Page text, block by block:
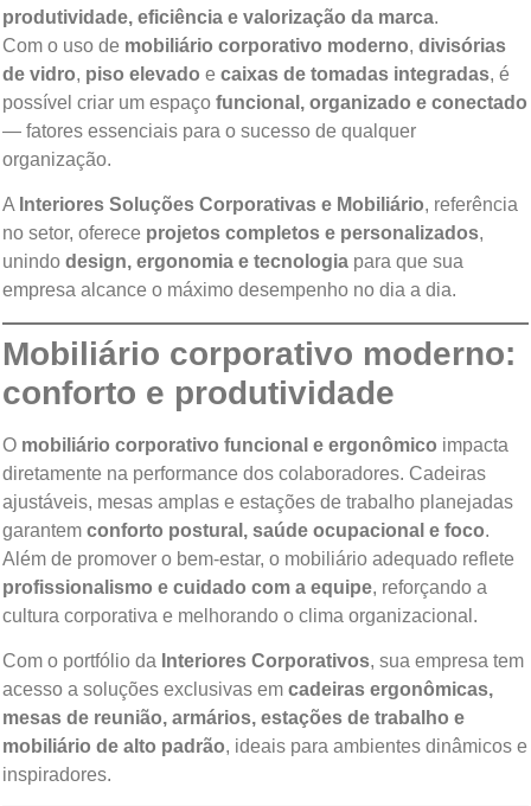
produtividade, eficiência e valorização da marca.
Com o uso de mobiliário corporativo moderno, divisórias
de vidro, piso elevado e caixas de tomadas integradas, é
possível criar um espaço funcional, organizado e conectado
— fatores essenciais para o sucesso de qualquer
organização.
A Interiores Soluções Corporativas e Mobiliário, referência
no setor, oferece projetos completos e personalizados,
unindo design, ergonomia e tecnologia para que sua
empresa alcance o máximo desempenho no dia a dia.
Mobiliário corporativo moderno:
conforto e produtividade
O mobiliário corporativo funcional e ergonômico impacta
diretamente na performance dos colaboradores. Cadeiras
ajustáveis, mesas amplas e estações de trabalho planejadas
garantem conforto postural, saúde ocupacional e foco.
Além de promover o bem-estar, o mobiliário adequado reflete
profissionalismo e cuidado com a equipe, reforçando a
cultura corporativa e melhorando o clima organizacional.
Com o portfólio da Interiores Corporativos, sua empresa tem
acesso a soluções exclusivas em cadeiras ergonômicas,
mesas de reunião, armários, estações de trabalho e
mobiliário de alto padrão, ideais para ambientes dinâmicos e
inspiradores.